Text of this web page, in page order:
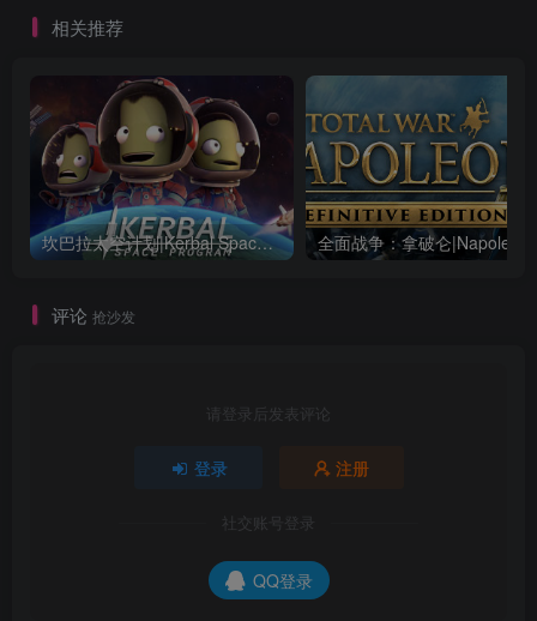
相关推荐
坎巴拉太空计划|Kerbal Space Program|1.12.5.3190|整合全DLC
评论 抢沙发
请登录后发表评论
登录 注册
社交账号登录
QQ登录